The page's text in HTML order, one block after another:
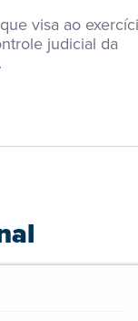
visa ao
judicial da